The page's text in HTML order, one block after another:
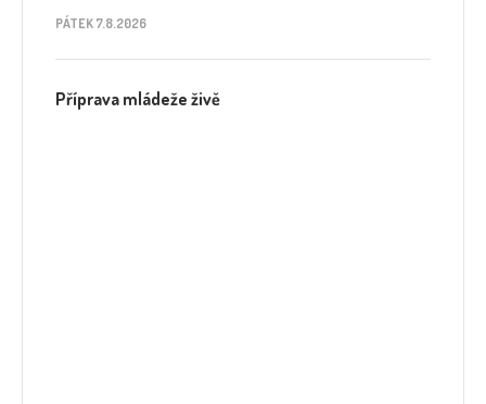
PÁTEK 7.8.2026
Příprava mládeže živě